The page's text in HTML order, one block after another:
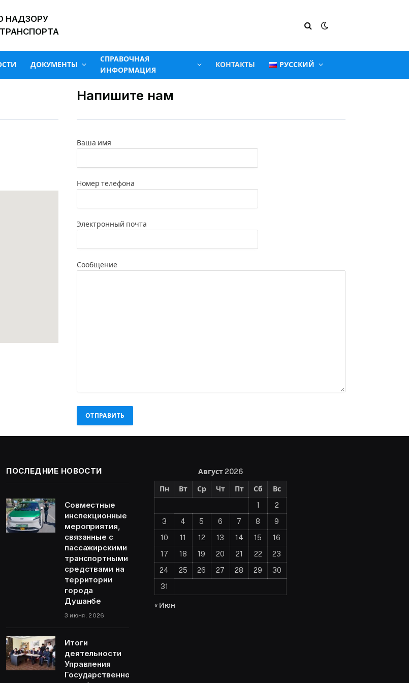
НАДЗОРУ
ДОКУМЕНТЫ
СПРАВОЧНАЯ
ИНФОРМАЦИЯ
КОНТАКТЫ РУССКИЙ
Напишите нам
Ваша имя
Номер телефона
Электронный почта
Сообщение
ПОСЛЕДНИЕ НОВОСТИ
Совместные
инспекционные
мероприятия,
связанные с
пассажирскими
транспортными
средствами на
территории
города
Душанбе
3 июня, 2026
Итоги
деятельности
Управления
Государственной
Август 2026
Пн Вт Ср Чт Пт Сб
Вс
1
2
3
4 5 6 7 8
9
10
11 12 13 14 15
16
17
18 19 20 21 22
23
24
25 26 27 28 29
30
31
« Июн